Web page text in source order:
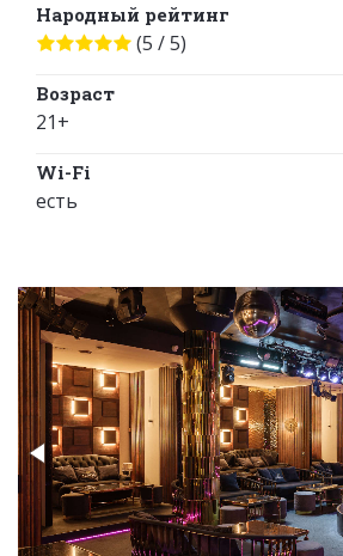
Народный рейтинг
(5 / 5)
Возраст
21+
Wi-Fi
есть